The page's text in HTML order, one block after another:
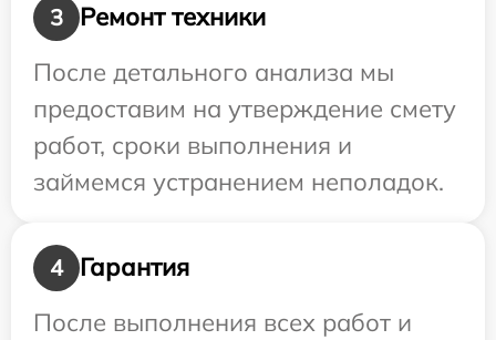
3
Ремонт техники
После детального анализа мы
предоставим на утверждение смету
работ, сроки выполнения и
займемся устранением неполадок.
4
Гарантия
После выполнения всех работ и